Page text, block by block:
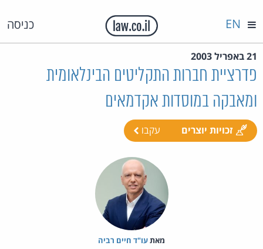
כניסה EN
21 באפריל 2003
פדרציית חברות התקליטים הבינלאומית
ומאבקה במוסדות אקדמאים
זכויות יוצרים עקבו
מאת‏עו"ד חיים רביה